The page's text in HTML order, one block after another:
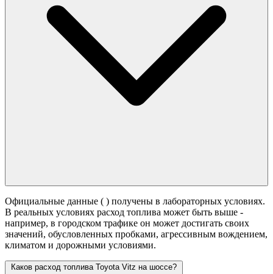
Официальные данные ( ) получены в лабораторных условиях.
В реальных условиях расход топлива может быть выше -
например, в городском трафике он может достигать своих
значений, обусловленных пробками, агрессивным вождением,
климатом и дорожными условиями.
Каков расход топлива Toyota Vitz на шоссе?